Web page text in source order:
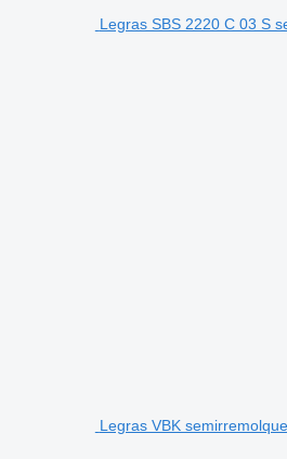
Legras SBS 2220 C 03 S
Legras VBK